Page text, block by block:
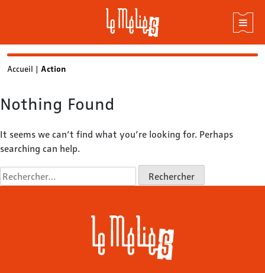
Skip
content
Accueil | Action
Nothing Found
It seems we can’t find what you’re looking for. Perhaps
searching can help.
Rechercher :